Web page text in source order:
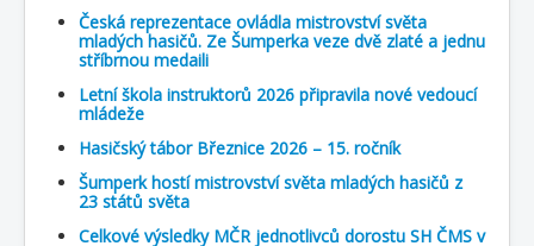
Česká reprezentace ovládla mistrovství světa
mladých hasičů. Ze Šumperka veze dvě zlaté a jednu
stříbrnou medaili
Letní škola instruktorů 2026 připravila nové vedoucí
mládeže
Hasičský tábor Březnice 2026 – 15. ročník
Šumperk hostí mistrovství světa mladých hasičů z
23 států světa
Celkové výsledky MČR jednotlivců dorostu SH ČMS v